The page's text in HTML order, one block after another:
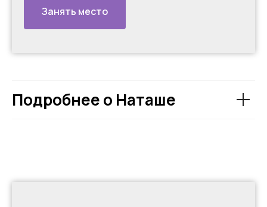
Занять место
Подробнее о Наташе